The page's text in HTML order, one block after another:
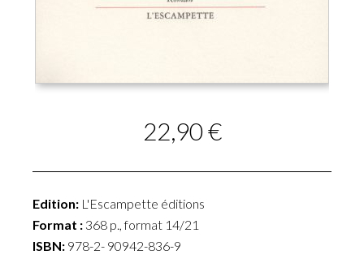
22,90 €
Edition: L'Escampette éditions
Format : 368 p., format 14/21
ISBN: 978-2- 90942-836-9